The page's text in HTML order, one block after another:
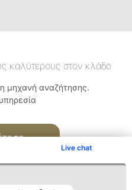
Live chat
καλύτερους στον κλάδο
μηχανή αναζήτησης.